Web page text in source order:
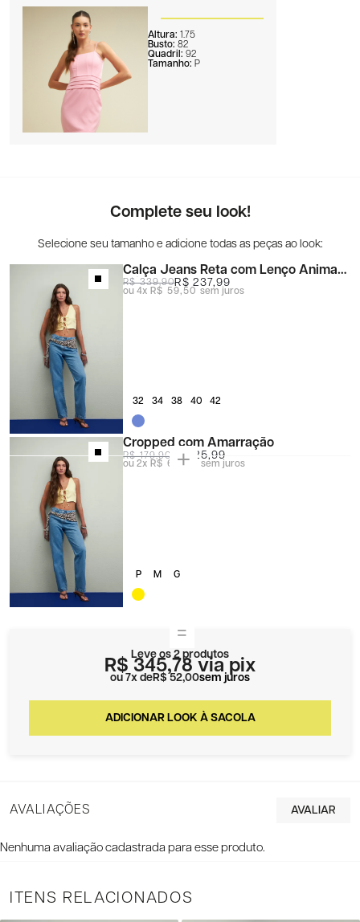
Altura: 1.75
Busto: 82
Quadril: 92
Tamanho: P
Complete seu look!
Calça Jeans Reta com Lenço Animal
Print
R$ 339,90R$ 237,99
4x R$ 59,50sem juros
32 34 38 40 42
Cropped com Amarração
R$ 179,90 R$ 125,99
2xR$ 63,00sem juros
P M G
Leve os 2 produtos
R$ 345,78 via pix
7x R$ 52,00sem juros
AVALIAÇÕES
Nenhuma avaliação cadastrada para esse produto.
ITENS RELACIONADOS